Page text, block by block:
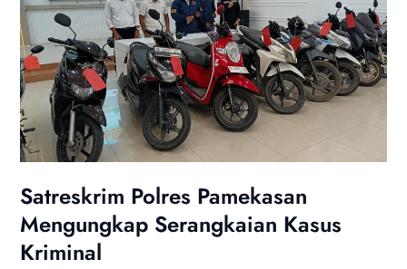
Satreskrim Polres Pamekasan
Mengungkap Serangkaian Kasus
Kriminal